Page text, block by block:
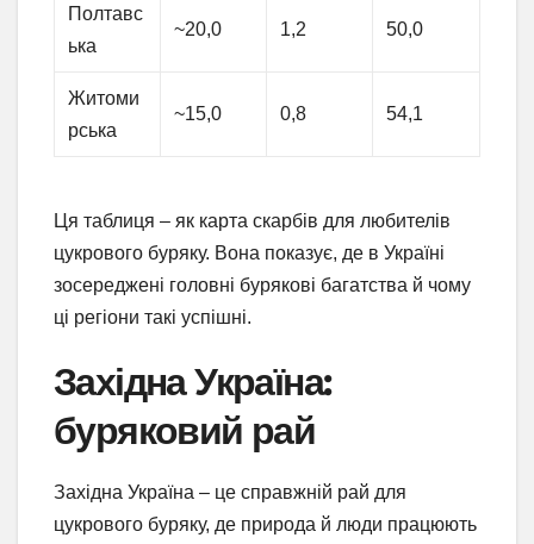
Полтавс
ька
~20,0 1,2 50,0
Житоми
рська
~15,0 0,8 54,1
Ця таблиця – як карта скарбів для любителів
цукрового буряку. Вона показує, де в Україні
зосереджені головні бурякові багатства й чому
ці регіони такі успішні.
Західна Україна:
буряковий рай
Західна Україна – це справжній рай для
цукрового буряку, де природа й люди працюють